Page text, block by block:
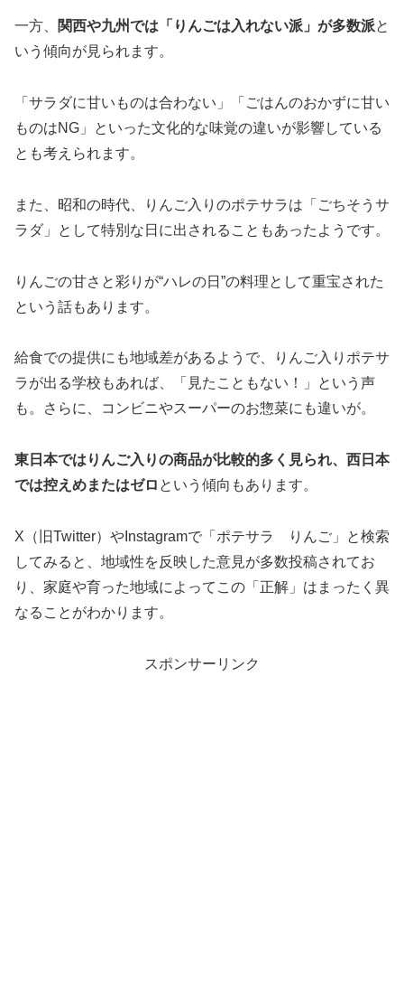
一方、 関西や九州では「りんごは入れない派」が多数派と
いう傾向が見られます。
「サラダに甘いものは合わない」「ごはんのおかずに甘い
ものはNG」といった文化的な味覚の違いが影響している
とも考えられます。
また、昭和の時代、りんご入りのポテサラは「ごちそうサ
ラダ」として特別な日に出されることもあったようです。
りんごの甘さと彩りが“ハレの日”の料理として重宝された
という話もあります。
給食での提供にも地域差があるようで、りんご入りポテサ
ラが出る学校もあれば、「見たこともない！」という声
も。さらに、コンビニやスーパーのお惣菜にも違いが。
東日本ではりんご入りの商品が比較的多く見られ、西日本
では控えめまたはゼロ という傾向もあります。
X（旧Twitter）やInstagramで「ポテサラ りんご」と検索
してみると、地域性を反映した意見が多数投稿されてお
り、家庭や育った地域によってこの「正解」はまったく異
なることがわかります。
スポンサーリンク